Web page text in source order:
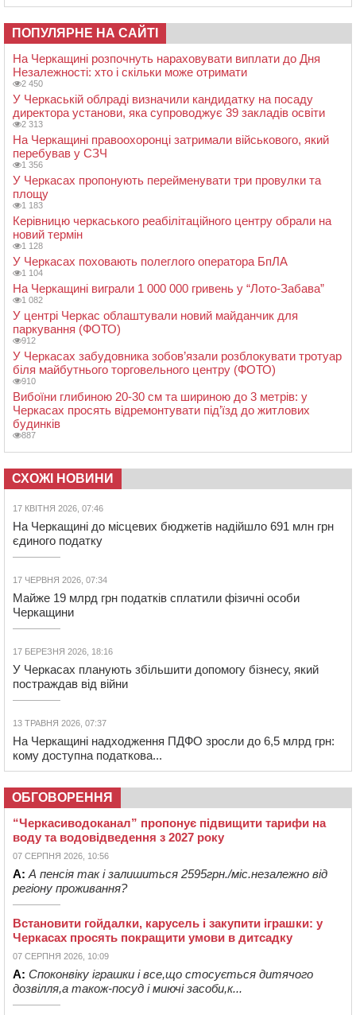
ПОПУЛЯРНЕ НА САЙТІ
На Черкащині розпочнуть нараховувати виплати до Дня
Незалежності: хто і скільки може отримати
2 450
У Черкаській облраді визначили кандидатку на посаду
директора установи, яка супроводжує 39 закладів освіти
2 313
На Черкащині правоохоронці затримали військового, який
перебував у СЗЧ
1 356
У Черкасах пропонують перейменувати три провулки та
площу
1 183
Керівницю черкаського реабілітаційного центру обрали на
новий термін
1 128
У Черкасах поховають полеглого оператора БпЛА
1 104
На Черкащині виграли 1 000 000 гривень у “Лото-Забава”
1 082
У центрі Черкас облаштували новий майданчик для
паркування (ФОТО)
912
У Черкасах забудовника зобов’язали розблокувати тротуар
біля майбутнього торговельного центру (ФОТО)
910
Вибоїни глибиною 20-30 см та шириною до 3 метрів: у
Черкасах просять відремонтувати під’їзд до житлових
будинків
887
СХОЖІ НОВИНИ
17 КВІТНЯ 2026, 07:46
На Черкащині до місцевих бюджетів надійшло 691 млн грн
єдиного податку
17 ЧЕРВНЯ 2026, 07:34
Майже 19 млрд грн податків сплатили фізичні особи
Черкащини
17 БЕРЕЗНЯ 2026, 18:16
У Черкасах планують збільшити допомогу бізнесу, який
постраждав від війни
13 ТРАВНЯ 2026, 07:37
На Черкащині надходження ПДФО зросли до 6,5 млрд грн:
кому доступна податкова...
ОБГОВОРЕННЯ
“Черкасиводоканал” пропонує підвищити тарифи на
воду та водовідведення з 2027 року
07 СЕРПНЯ 2026, 10:56
А: А пенсія так і залишиться 2595грн./міс.незалежно від
регіону проживання?
Встановити гойдалки, карусель і закупити іграшки: у
Черкасах просять покращити умови в дитсадку
07 СЕРПНЯ 2026, 10:09
А: Споконвіку іграшки і все,що стосується дитячого
дозвілля,а також-посуд і миючі засоби,к...